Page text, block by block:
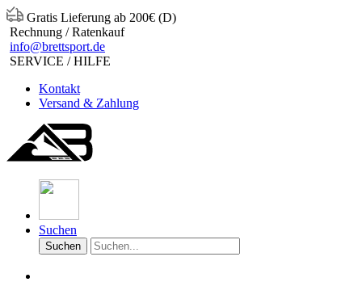
Gratis Lieferung ab 200€ (D)
Rechnung / Ratenkauf
info@brettsport.de
SERVICE / HILFE
Kontakt
Versand & Zahlung
Suchen
Suchen